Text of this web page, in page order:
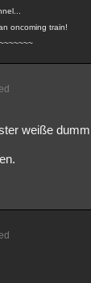
oncoming train!
weiße